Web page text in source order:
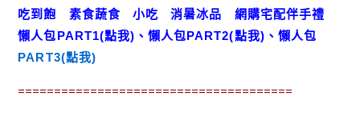
吃到飽 素食蔬食 小吃 消暑冰品
網購宅配伴手禮
懶人包PART1(點我) 、懶人包PART2(點我) 、 懶人包
PART3(點我)
======================================